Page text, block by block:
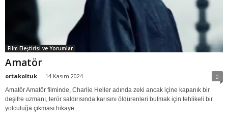
Film Eleştirisi ve Yorumlar
Amatör
ortakoltuk - 14 Kasım 2024 0
Amatör Amatör filminde, Charlie Heller adında zeki ancak içine kapanık bir
deşifre uzmanı, terör saldırısında karısını öldürenleri bulmak için tehlikeli bir
yolculuğa çıkması hikaye...